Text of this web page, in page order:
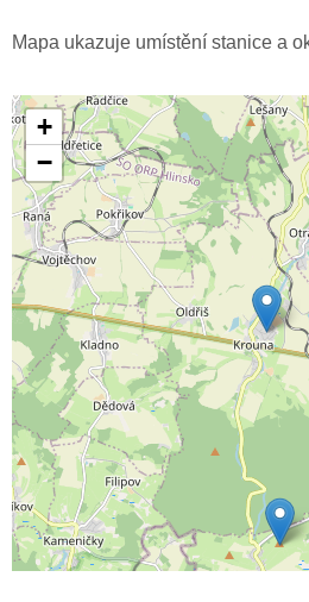
Mapa ukazuje umístění stanice a
+
−